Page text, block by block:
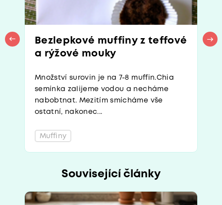
Bezlepkové muffiny z teffové
a rýžové mouky
Množství surovin je na 7-8 muffin.Chia
semínka zalijeme vodou a necháme
nabobtnat. Mezitím smícháme vše
ostatní, nakonec...
Muffiny
Související články